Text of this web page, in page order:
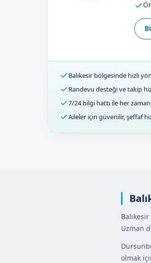
Balıkesir bölgesinde hızlı
Randevu desteği ve takip
7/24 bilgi hattı ile her zaman
Aileler için güvenilir, şeffaf
Uzman
olmak